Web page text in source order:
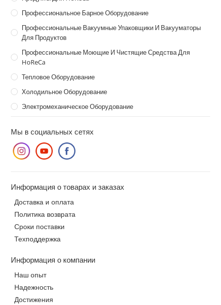
Профессиональное Барное Оборудование
Профессиональные Вакуумные Упаковщики И Вакууматоры
Для Продуктов
Профессиональные Моющие И Чистящие Средства Для
HoReCa
Тепловое Оборудование
Холодильное Оборудование
Электромеханическое Оборудование
Мы в социальных сетях
Информация о товарах и заказах
Доставка и оплата
Политика возврата
Сроки поставки
Техподдержка
Информация о компании
Наш опыт
Надежность
Достижения